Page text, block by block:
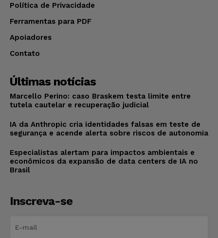
Política de Privacidade
Ferramentas para PDF
Apoiadores
Contato
Últimas notícias
Marcello Perino: caso Braskem testa limite entre
tutela cautelar e recuperação judicial
IA da Anthropic cria identidades falsas em teste de
segurança e acende alerta sobre riscos de autonomia
Especialistas alertam para impactos ambientais e
econômicos da expansão de data centers de IA no
Brasil
Inscreva-se